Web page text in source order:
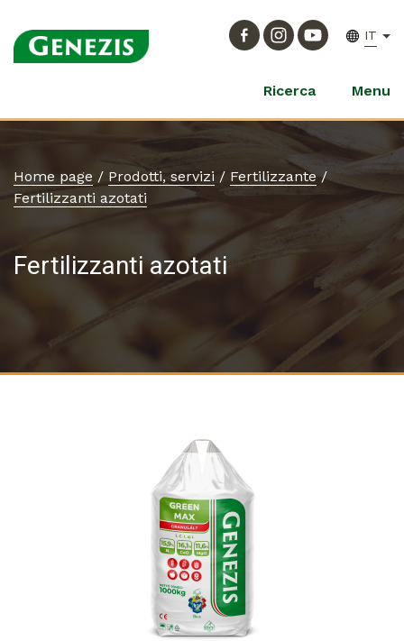
IT
Ricerca Menu
Home page / Prodotti, servizi / Fertilizzante/
Fertilizzanti azotati
Fertilizzanti azotati